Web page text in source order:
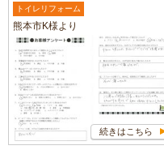
トイレリフォーム
熊本市K様より
続きはこちら